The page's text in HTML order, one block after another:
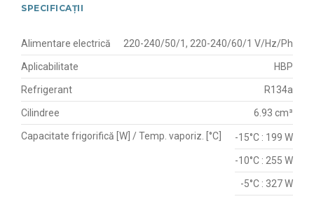
SPECIFICAȚII
Alimentare electrică 220-240/50/1, 220-240/60/1 V/Hz/Ph
Aplicabilitate HBP
Refrigerant R134a
Cilindree 6.93 cm³
Capacitate frigorifică [W] / Temp. vaporiz. [°C] -15°C : 199 W
-10°C : 255 W
-5°C : 327 W